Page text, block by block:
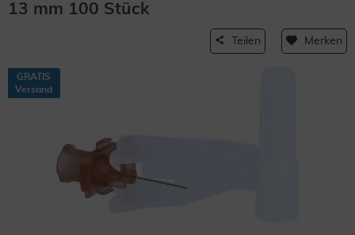
13 mm 100 Stück
Teilen Merken
GRATIS
Versand